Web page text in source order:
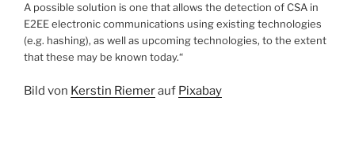
A possible solution is one that allows the detection of CSA in
E2EE electronic communications using existing technologies
(e.g. hashing), as well as upcoming technologies, to the extent
that these may be known today.“
Bild von Kerstin Riemerauf Pixabay